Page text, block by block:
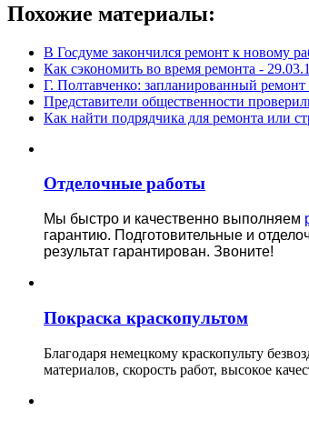
Похожие материалы:
В Госдуме закончился ремонт к новому
Как сэкономить во время ремонта -
Г. Полтавченко: запланированный
Представители общественности
Кaк найти подрядчикa для ремонтa или
Отделочные работы
Мы быстро и качественно выполняем
гарантию. Подготовительные и
результат гарантирован. Звоните!
Покраска краскопультом
Благодаря немецкому краскопульту
материалов, скорость работ, высокое